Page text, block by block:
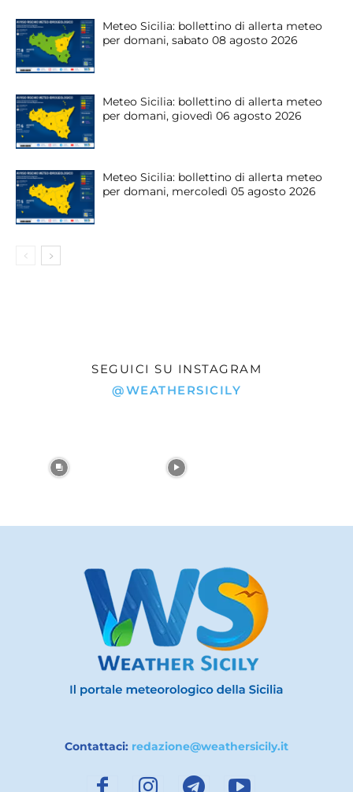
Meteo Sicilia: bollettino di allerta meteo
per domani, sabato 08 agosto 2026
Meteo Sicilia: bollettino di allerta meteo
per domani, giovedì 06 agosto 2026
Meteo Sicilia: bollettino di allerta meteo
per domani, mercoledì 05 agosto 2026
SEGUICI SU INSTAGRAM
@WEATHERSICILY
Contattaci: redazione@weathersicily.it